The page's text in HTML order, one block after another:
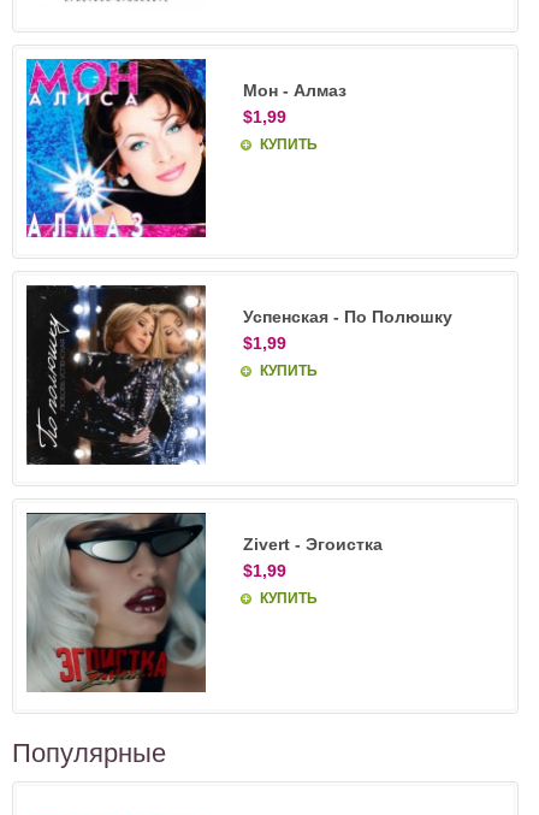
Мон - Алмаз
$1,99
КУПИТЬ
Успенская - По Полюшку
$1,99
КУПИТЬ
Zivert - Эгоистка
$1,99
КУПИТЬ
Популярные